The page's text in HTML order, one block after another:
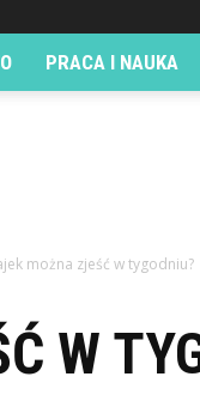
PRACA I NAUKA
można zjeść w tygodniu?
W